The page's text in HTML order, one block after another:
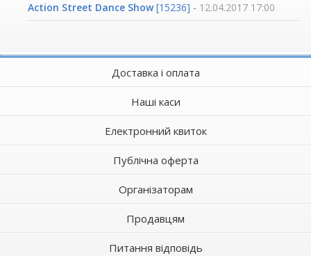
Action Street Dance Show[15236] - 12.04.2017 17:00
Доставка і оплата
Наші каси
Електронний квиток
Публічна оферта
Організаторам
Продавцям
Питання відповідь